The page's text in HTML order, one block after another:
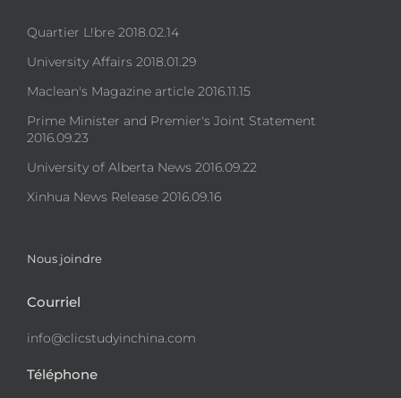
Quartier L!bre 2018.02.14
University Affairs 2018.01.29
Maclean's Magazine article 2016.11.15
Prime Minister and Premier's Joint Statement
2016.09.23
University of Alberta News 2016.09.22
Xinhua News Release 2016.09.16
Nous joindre
Courriel
info@clicstudyinchina.com
Téléphone